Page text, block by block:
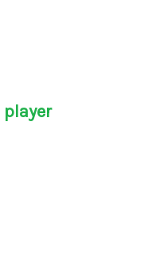
player